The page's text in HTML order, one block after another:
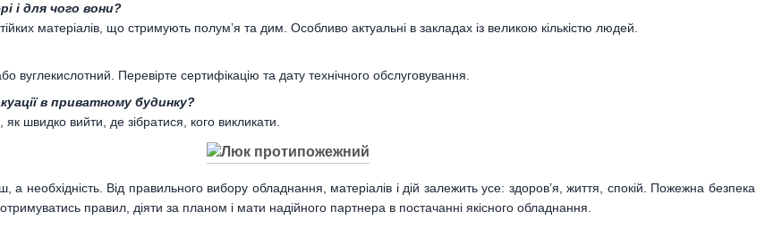
і для чого вони?
матеріалів, що стримують полум’я та дим. Особливо актуальні в закладах із великою кількістю людей.
вуглекислотний. Перевірте сертифікацію та дату технічного обслуговування.
в приватному будинку?
швидко вийти, де зібратися, кого викликати.
необхідність. Від правильного вибору обладнання, матеріалів і дій залежить усе: здоров’я, життя, спокій. Пожежна безпека
правил, діяти за планом і мати надійного партнера в постачанні якісного обладнання.